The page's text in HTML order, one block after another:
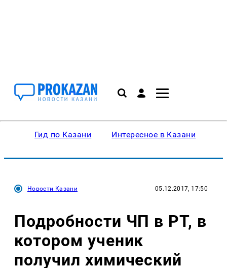
Гид по Казани Интересное в Казани
Новости Казани 05.12.2017, 17:50
Подробности ЧП в РТ, в
котором ученик
получил химический